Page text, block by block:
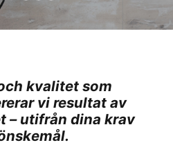
kvalitet som
vi resultat av
– utifrån dina krav